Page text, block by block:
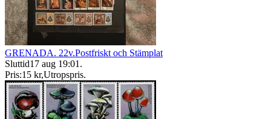
GRENADA. 22v.Postfriskt och Stämplat
Sluttid17 aug 19:01 .
Pris:15 kr,Utropspris.